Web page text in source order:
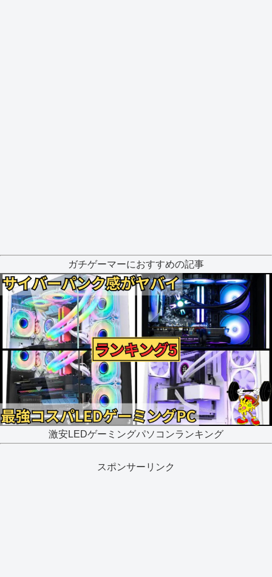
ガチゲーマーにおすすめの記事
激安LEDゲーミングパソコンランキング
スポンサーリンク